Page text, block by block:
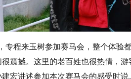
程来玉树参加赛马会，整个体验
震撼。这里的老百姓也很热情，
宏讲述参加本次赛马会的感受时说